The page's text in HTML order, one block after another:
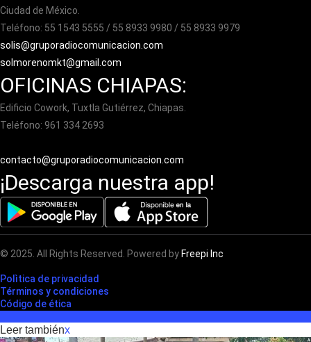
Ciudad de México.
Teléfono: 55 1543 5555 / 55 8933 9980 / 55 8933 9979
solis@gruporadiocomunicacion.com
solmorenomkt@gmail.com
OFICINAS CHIAPAS:
Edificio Cowork, Tuxtla Gutiérrez, Chiapas.
Teléfono: 961 334 2693
contacto@gruporadiocomunicacion.com
¡Descarga nuestra app!
© 2025. All Rights Reserved. Powered by Freepi Inc
Polìtica de privacidad
Términos y condiciones
Código de ética
Leer tambiénx